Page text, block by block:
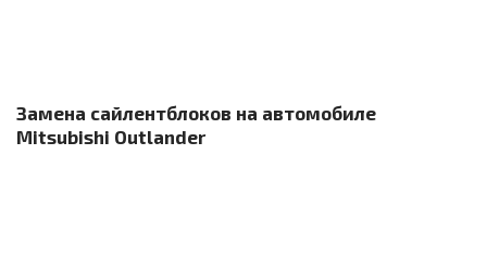
Замена сайлентблоков на автомобиле
Mitsubishi Outlander